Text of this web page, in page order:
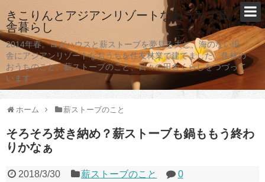
きこりんとアジアンリゾートなおうちで田
舎暮らし
2014年春。ログハウスと薪ストーブを夢見る夫と、海のない田
舎にアジアンリゾートなおうちを住友林業で建てました。住林の
おうちのこと、薪ストーブのこと、日々の田舎くらしをつづって
います。
ホーム 薪ストーブのこと
そろそろ焚き納め？薪ストーブも鍋ももう終わ
りかなぁ
2018/3/30 薪ストーブのこと 0